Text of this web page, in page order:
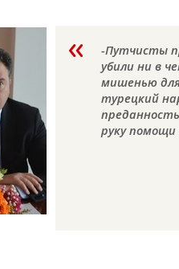
-Путчисты
убили ни в
мишенью
турецкий
руку